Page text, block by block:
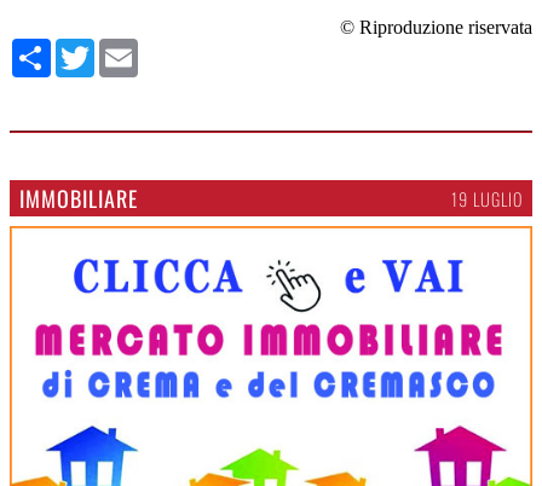
© Riproduzione riservata
Condividi
Twitter
IMMOBILIARE 19 LUGLIO